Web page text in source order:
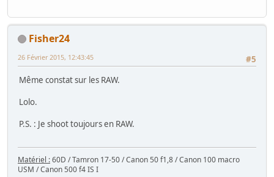
Fisher24
#5
26 Février 2015, 12:43:45
Même constat sur les RAW.
Lolo.
P.S. : Je shoot toujours en RAW.
Matériel :60D / Tamron 17-50 / Canon 50 f1,8 / Canon 100 macro
USM / Canon 500 f4 IS I